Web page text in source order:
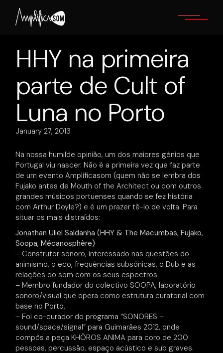
content
HHY na primeira
parte de Cult of
Luna no Porto
January 27, 2013
Na nossa humilde opinião, um dos maiores génios que
Portugal viu nascer. Não é a primeira vez que faz parte
de um evento Amplificasom (quem não se lembra dos
Fujako antes de Mouth of the Architect ou com outros
grandes músicos portuenses quando se fez história
com Arthur Doyle?) e é um prazer tê-lo de volta. Para
situar os mais distraídos:
Jonathan Uliel Saldanha (HHY & The Macumbas, Fujako,
Soopa, Mécanosphère)
– Construtor sonoro, interessado nas questões do
animismo, o eco, frequências subsónicas, o Dub e as
relações do som com os seus espectros.
– Membro fundador do colectivo SOOPA, laboratório
sonoro/visual que opera como estrutura curatorial com
base no Porto.
– Foi co-curador do programa “SONORES –
sound/space/signal” para Guimarães 2012, onde
compôs a peça KHŌROS ANIMA para coro de 200
pessoas, percussão, espaço acústico e sub graves.